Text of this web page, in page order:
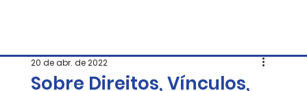
Sobre Direitos, Vínculos,
20 de abr. de 2022